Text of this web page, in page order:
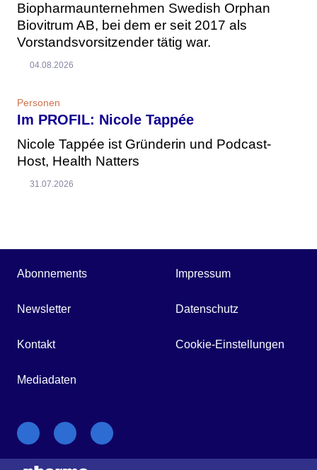
Biopharmaunternehmen Swedish Orphan
Biovitrum AB, bei dem er seit 2017 als
Vorstandsvorsitzender tätig war.
04.08.2026
Personen
Im PROFIL: Nicole Tappée
Nicole Tappée ist Gründerin und Podcast-
Host, Health Natters
31.07.2026
Abonnements
Newsletter
Kontakt
Mediadaten
Impressum
Datenschutz
Cookie-Einstellungen